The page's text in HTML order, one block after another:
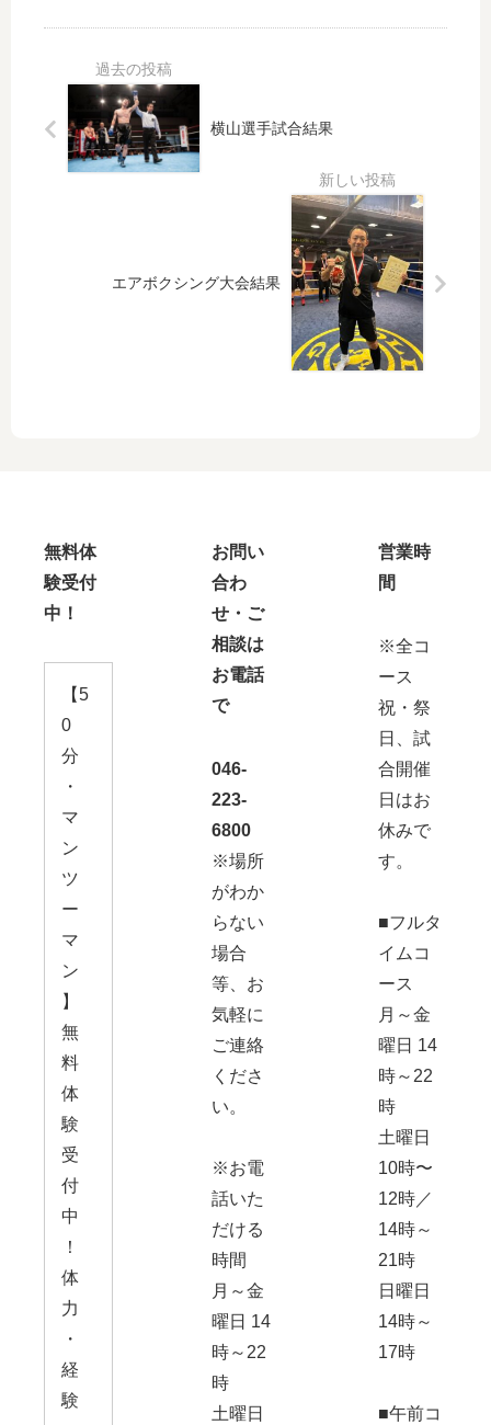
ャ
横山選手試合結果
エアボクシング大会結果
無料体
験受付
中！
【5
0
分
・
マ
ン
ツ
ー
マ
ン
】
無
料
体
験
受
付
中
！
体
力
・
経
験
お問い
合わ
せ・ご
相談は
お電話
で
046-
223-
6800
※場所
がわか
らない
場合
等、お
気軽に
ご連絡
くださ
い。
※お電
話いた
だける
時間
月～金
曜日 14
時～22
時
土曜日
営業時
間
※全コ
ース
祝・祭
日、試
合開催
日はお
休みで
す。
■フルタ
イムコ
ース
月～金
曜日 14
時～22
時
土曜日
10時〜
12時／
14時～
21時
日曜日
14時～
17時
■午前コ